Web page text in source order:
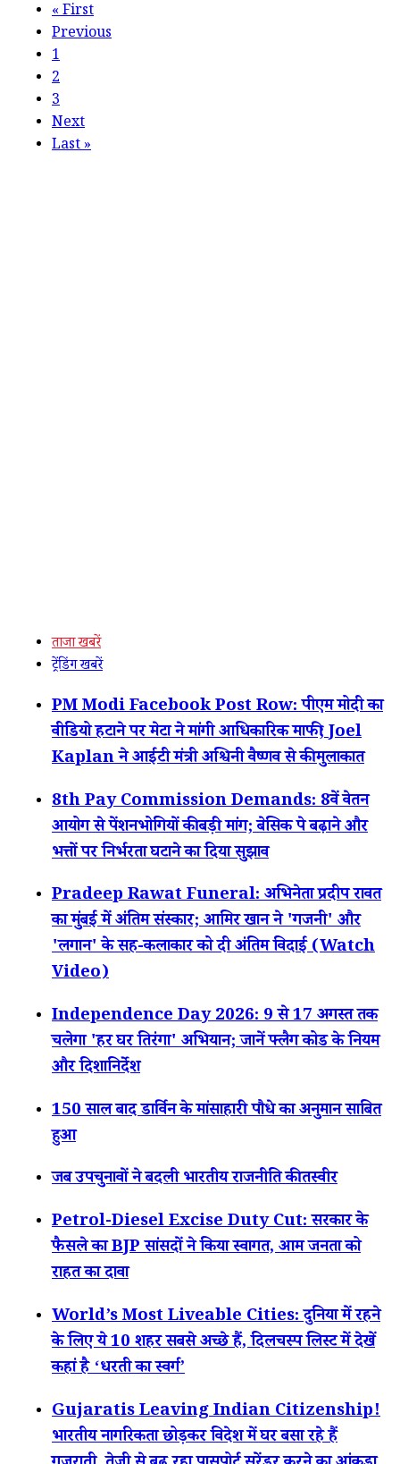
«First
Previous
1
2
3
Next
Last»
ताजा खबरें
ट्रेंडिंग खबरें
PM Modi Facebook Post Row: पीएम मोदी का
वीडियो हटाने पर मेटा ने मांगी आधिकारिक माफी; Joel
Kaplan ने आईटी मंत्री अश्विनी वैष्णव से की मुलाकात
8th Pay Commission Demands: 8वें वेतन
आयोग से पेंशनभोगियों की बड़ी मांग; बेसिक पे बढ़ाने और
भत्तों पर निर्भरता घटाने का दिया सुझाव
Pradeep Rawat Funeral: अभिनेता प्रदीप रावत
का मुंबई में अंतिम संस्कार; आमिर खान ने 'गजनी' और
'लगान' के सह-कलाकार को दी अंतिम विदाई (Watch
Video)
Independence Day 2026: 9 से 17 अगस्त तक
चलेगा 'हर घर तिरंगा' अभियान; जानें फ्लैग कोड के नियम
और दिशानिर्देश
150 साल बाद डार्विन के मांसाहारी पौधे का अनुमान साबित
हुआ
जब उपचुनावों ने बदली भारतीय राजनीति की तस्वीर
Petrol-Diesel Excise Duty Cut: सरकार के
फैसले का BJP सांसदों ने किया स्वागत, आम जनता को
राहत का दावा
World’s Most Liveable Cities: दुनिया में रहने
के लिए ये 10 शहर सबसे अच्छे हैं, दिलचस्प लिस्ट में देखें
कहां है ‘धरती का स्वर्ग’
Gujaratis Leaving Indian Citizenship!
भारतीय नागरिकता छोड़कर विदेश में घर बसा रहे हैं